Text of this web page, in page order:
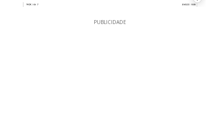
PUBLICIDADE